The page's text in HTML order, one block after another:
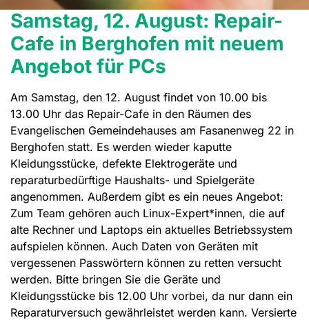
Samstag, 12. August: Repair-
Cafe in Berghofen mit neuem
Angebot für PCs
Am Samstag, den 12. August findet von 10.00 bis
13.00 Uhr das Repair-Cafe in den Räumen des
Evangelischen Gemeindehauses am Fasanenweg 22 in
Berghofen statt. Es werden wieder kaputte
Kleidungsstücke, defekte Elektrogeräte und
reparaturbedürftige Haushalts- und Spielgeräte
angenommen. Außerdem gibt es ein neues Angebot:
Zum Team gehören auch Linux-Expert*innen, die auf
alte Rechner und Laptops ein aktuelles Betriebssystem
aufspielen können. Auch Daten von Geräten mit
vergessenen Passwörtern können zu retten versucht
werden. Bitte bringen Sie die Geräte und
Kleidungsstücke bis 12.00 Uhr vorbei, da nur dann ein
Reparaturversuch gewährleistet werden kann. Versierte